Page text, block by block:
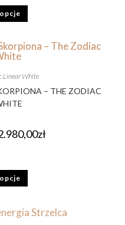
Linear White
– THE ZODIAC
zł
5